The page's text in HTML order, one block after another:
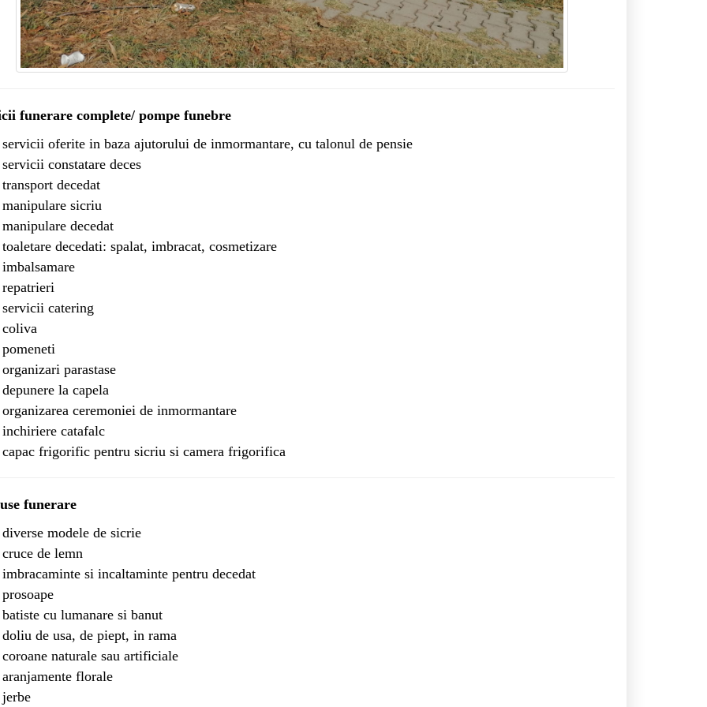
funerare complete/ pompe funebre
servicii oferite in baza ajutorului de inmormantare, cu talonul de pensie
servicii constatare deces
transport decedat
manipulare sicriu
manipulare decedat
toaletare decedati: spalat, imbracat, cosmetizare
imbalsamare
repatrieri
servicii catering
coliva
pomeneti
organizari parastase
depunere la capela
organizarea ceremoniei de inmormantare
inchiriere catafalc
capac frigorific pentru sicriu si camera frigorifica
funerare
diverse modele de sicrie
cruce de lemn
imbracaminte si incaltaminte pentru decedat
prosoape
batiste cu lumanare si banut
doliu de usa, de piept, in rama
coroane naturale sau artificiale
aranjamente florale
jerbe